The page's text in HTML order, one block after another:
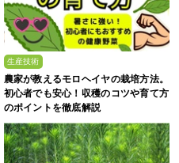
生産技術
農家が教えるモロヘイヤの栽培方法。
初心者でも安心！収穫のコツや育て方
のポイントを徹底解説